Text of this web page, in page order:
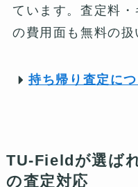
ています。査定料
の費用面も無料の扱
持ち帰り査定に
TU-Fieldが選ば
の査定対応